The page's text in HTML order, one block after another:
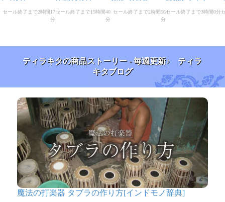
ティラキタの商品ストーリー - 毎週更新♪ ティラ
キタブログ
魔法の打楽器 タブラの作り方[インドモノ辞典]